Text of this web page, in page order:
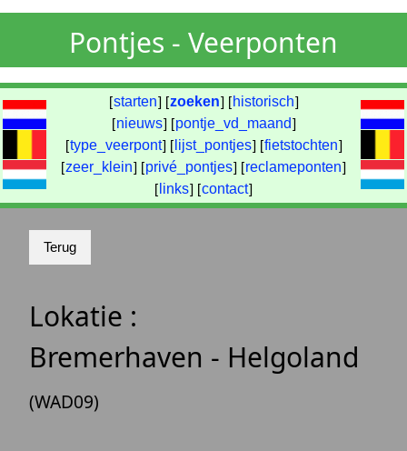
Pontjes - Veerponten
[starten] [zoeken] [ historisch]
[nieuws] [pontje_vd_maand]
[type_veerpont] [ lijst_pontjes] [fietstochten]
[zeer_klein] [privé_pontjes] [reclameponten]
[ links] [contact]
Lokatie :
Bremerhaven - Helgoland
(WAD09)